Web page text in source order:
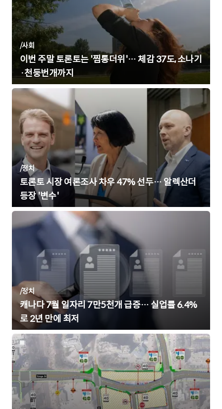
/사회
이번 주말 토론토는 '찜통더위'… 체감 37도, 소나기
·천둥번개까지
/정치
토론토 시장 여론조사 차우 47% 선두… 알렉산더
등장 '변수'
/정치
캐나다 7월 일자리 7만5천개 급증… 실업률 6.4%
로 2년 만에 최저